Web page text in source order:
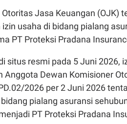
Otoritas Jasa Keuangan (OJK)
usaha di bidang pialang
PT Proteksi Pradana
situs resmi pada 5 Juni 2026,
Anggota Dewan Komisioner
2026 per 2 Juni 2026
pialang asuransi
PT Proteksi Pradana